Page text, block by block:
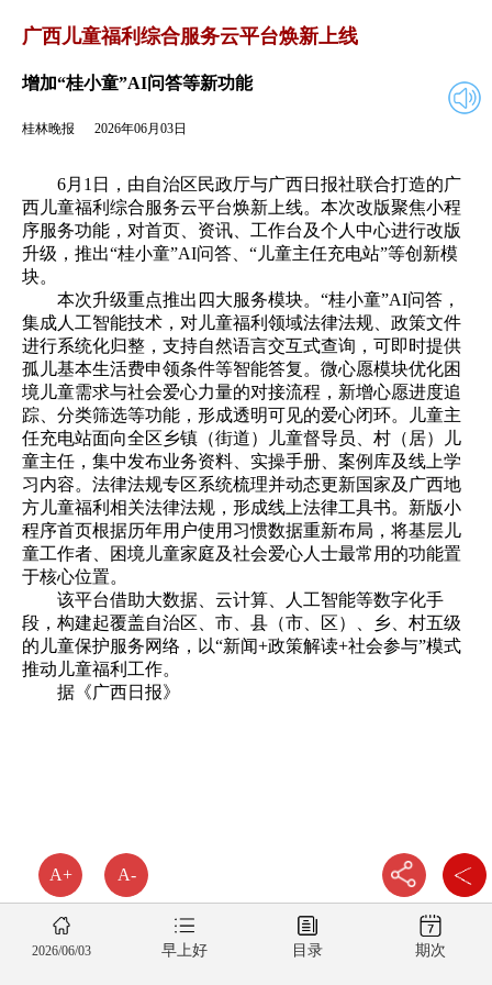
A+ A-
2026年06月03日
广西儿童福利综合服务云平台焕新上线
增加“桂小童”AI问答等新功能
桂林晚报 2026年06月03日
6月1日，由自治区民政厅与广西日报社联合打造的广
西儿童福利综合服务云平台焕新上线。本次改版聚焦小程
序服务功能，对首页、资讯、工作台及个人中心进行改版
升级，推出“桂小童”AI问答、“儿童主任充电站”等创新模
块。
本次升级重点推出四大服务模块。“桂小童”AI问答，
集成人工智能技术，对儿童福利领域法律法规、政策文件
进行系统化归整，支持自然语言交互式查询，可即时提供
孤儿基本生活费申领条件等智能答复。微心愿模块优化困
境儿童需求与社会爱心力量的对接流程，新增心愿进度追
踪、分类筛选等功能，形成透明可见的爱心闭环。儿童主
任充电站面向全区乡镇（街道）儿童督导员、村（居）儿
童主任，集中发布业务资料、实操手册、案例库及线上学
习内容。法律法规专区系统梳理并动态更新国家及广西地
方儿童福利相关法律法规，形成线上法律工具书。新版小
程序首页根据历年用户使用习惯数据重新布局，将基层儿
童工作者、困境儿童家庭及社会爱心人士最常用的功能置
于核心位置。
该平台借助大数据、云计算、人工智能等数字化手
段，构建起覆盖自治区、市、县（市、区）、乡、村五级
的儿童保护服务网络，以“新闻+政策解读+社会参与”模式
推动儿童福利工作。
据《广西日报》
2026/06/03 早上好 目录 期次